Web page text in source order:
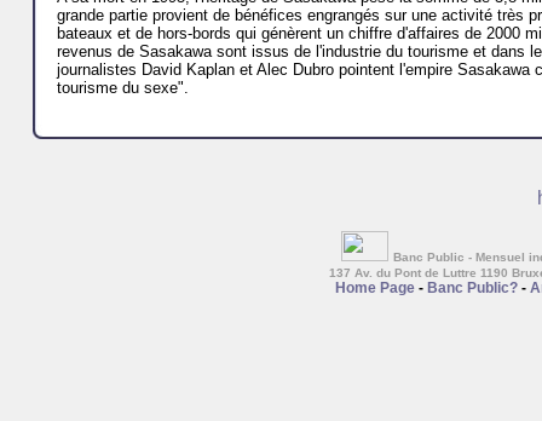
grande partie provient de bénéfices engrangés sur une activité très
bateaux et de hors-bords qui génèrent un chiffre d'affaires de 2000
revenus de Sasakawa sont issus de l'industrie du tourisme et dans
journalistes David Kaplan et Alec Dubro pointent l'empire
tourisme du sexe".
Banc Public - Mensuel
137 Av. du Pont de Luttre 1190
Home Page - Banc Public? -